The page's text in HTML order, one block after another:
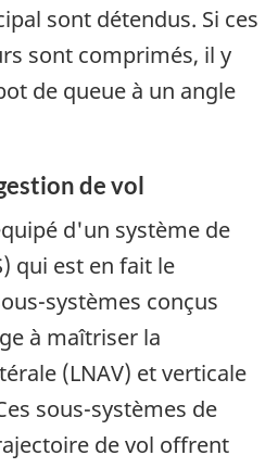
sont détendus. Si ces
sont comprimés, il y
de queue à un angle
de vol
d'un système de
qui est en fait le
systèmes conçus
à maîtriser la
(LNAV) et verticale
sous-systèmes de
de vol offrent